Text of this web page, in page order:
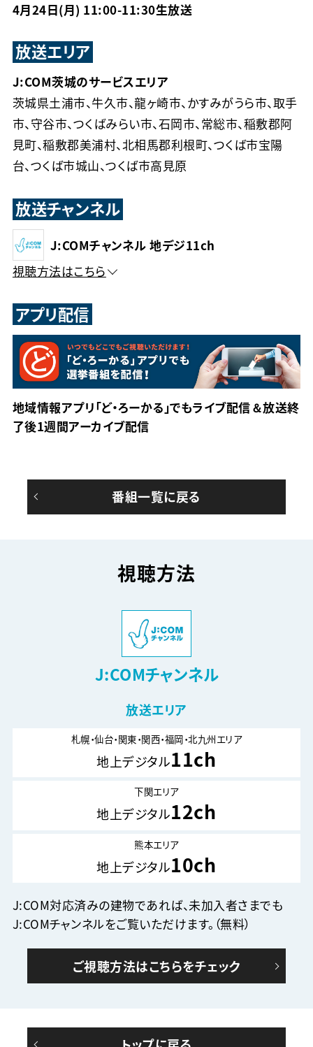
4月24日(月) 11:00-11:30生放送
放送エリア
J:COM茨城のサービスエリア
茨城県土浦市、牛久市、龍ヶ崎市、かすみがうら市、取手
市、守谷市、つくばみらい市、石岡市、常総市、稲敷郡阿
見町、稲敷郡美浦村、北相馬郡利根町、つくば市宝陽
台、つくば市城山、つくば市高見原
放送チャンネル
J:COMチャンネル 地デジ11ch
視聴方法はこちら
アプリ配信
地域情報アプリ「ど・ろーかる」でもライブ配信＆放送終
了後1週間アーカイブ配信
番組一覧に戻る
視聴方法
J:COMチャンネル
放送エリア
札幌・仙台・関東・関西・福岡・北九州エリア
地上デジタル11ch
下関エリア
地上デジタル12ch
熊本エリア
地上デジタル10ch
J:COM対応済みの建物であれば、未加入者さまでも
J:COMチャンネルをご覧いただけます。（無料）
ご視聴方法はこちらをチェック